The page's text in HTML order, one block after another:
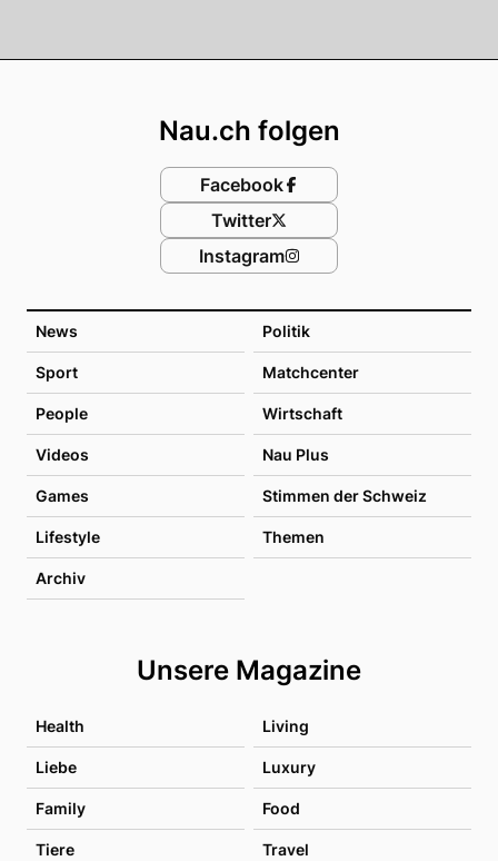
News Politik
Sport Matchcenter
People Wirtschaft
Videos Nau Plus
Games Stimmen der Schweiz
Lifestyle Themen
Archiv
Unsere Magazine
Health Living
Liebe Luxury
Family Food
Tiere Travel
Nau.ch folgen
Facebook
Twitter
Instagram